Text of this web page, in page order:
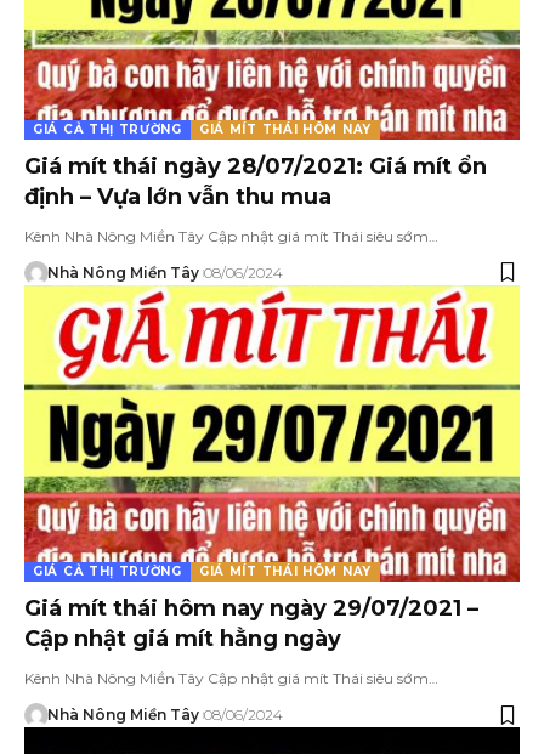
GIÁ CẢ THỊ TRƯỜNG GIÁ MÍT THÁI HÔM NAY
Giá mít thái ngày 28/07/2021: Giá mít ổn
định – Vựa lớn vẫn thu mua
Kênh Nhà Nông Miền Tây Cập nhật giá mít Thái siêu sớm…
Nhà Nông Miền Tây 08/06/2024
GIÁ CẢ THỊ TRƯỜNG GIÁ MÍT THÁI HÔM NAY
Giá mít thái hôm nay ngày 29/07/2021 –
Cập nhật giá mít hằng ngày
Kênh Nhà Nông Miền Tây Cập nhật giá mít Thái siêu sớm…
Nhà Nông Miền Tây 08/06/2024